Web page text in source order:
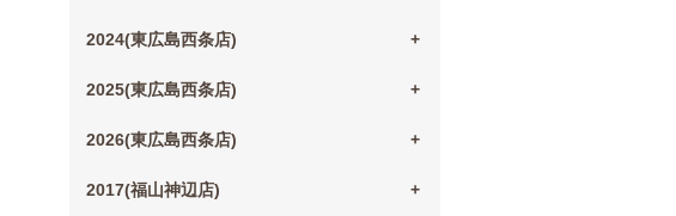
2024(東広島西条店)
2025(東広島西条店)
2026(東広島西条店)
2017(福山神辺店)